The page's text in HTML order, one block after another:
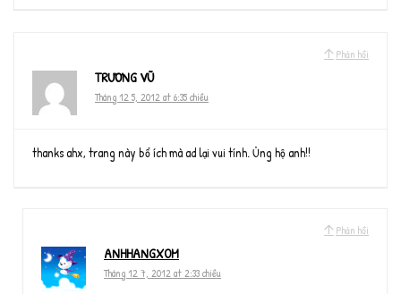
Phản hồi
TRƯƠNG VŨ
Tháng 12 5, 2012 at 6:35 chiều
thanks ahx, trang này bổ ích mà ad lại vui tính. Ủng hộ anh!!
Phản hồi
ANHHANGXOM
Tháng 12 7, 2012 at 2:33 chiều